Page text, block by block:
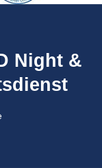
Night &